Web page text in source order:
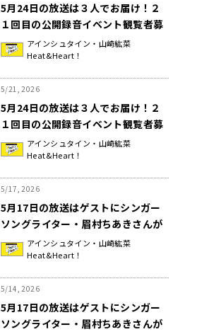
5月24日の放送は３人でお届け！２
１回目の公開録音イベント観覧者募
集が今日まで！『アインシュタイ
ン・山崎紘菜 Heat&Heart!』
アインシュタイン・山崎紘菜
Heat&Heart！
5/21, 2026
5月24日の放送は３人でお届け！２
１回目の公開録音イベント観覧者募
集中！『アインシュタイン・山崎紘
菜 Heat&Heart!』
アインシュタイン・山崎紘菜
Heat&Heart！
5/17, 2026
5月17日の放送はゲストにシンガー
ソングライター・眉村ちあきさんが
登場！スタジオで生歌披露！！『ア
インシュタイン・山崎紘菜
アインシュタイン・山崎紘菜
Heat&Heart！
5/14, 2026
5月17日の放送はゲストにシンガー
ソングライター・眉村ちあきさんが